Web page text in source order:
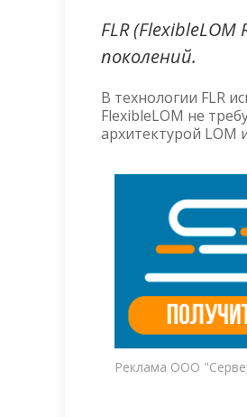
FLR
поколений.
В технологии FLR
FlexibleLOM не
архитектурой LOM
Реклама ООО